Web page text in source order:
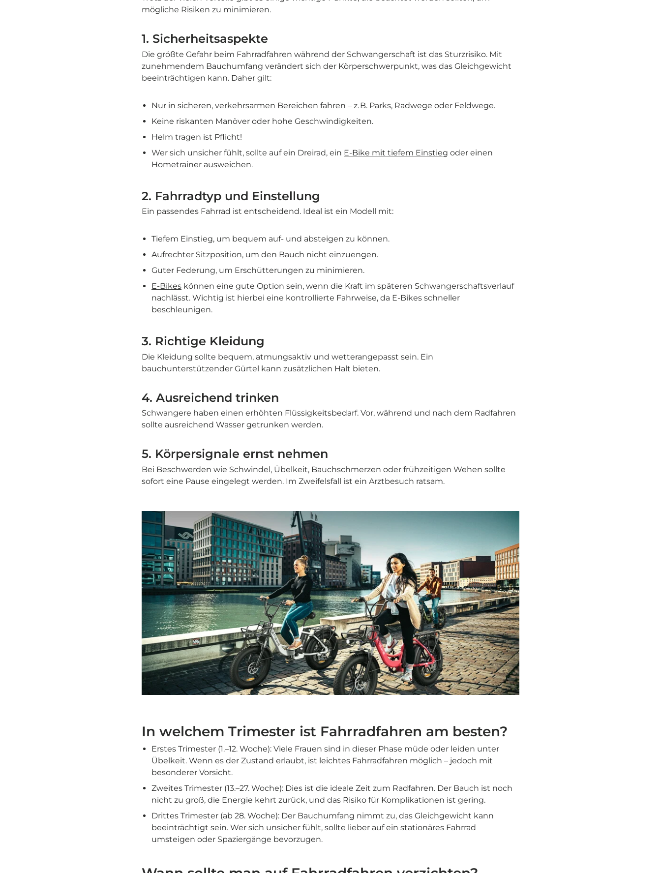
mögliche Risiken zu minimieren.
1. Sicherheitsaspekte
Die größte Gefahr beim Fahrradfahren während der Schwangerschaft ist das Sturzrisiko. Mit
zunehmendem Bauchumfang verändert sich der Körperschwerpunkt, was das Gleichgewicht
beeinträchtigen kann. Daher gilt:
Nur in sicheren, verkehrsarmen Bereichen fahren – z. B. Parks, Radwege oder Feldwege.
Keine riskanten Manöver oder hohe Geschwindigkeiten.
Helm tragen ist Pflicht!
Wer sich unsicher fühlt, sollte auf ein Dreirad, ein E-Bike mit tiefem Einstieg oder einen
Hometrainer ausweichen.
2. Fahrradtyp und Einstellung
Ein passendes Fahrrad ist entscheidend. Ideal ist ein Modell mit:
Tiefem Einstieg, um bequem auf- und absteigen zu können.
Aufrechter Sitzposition, um den Bauch nicht einzuengen.
Guter Federung, um Erschütterungen zu minimieren.
E-Bikes können eine gute Option sein, wenn die Kraft im späteren Schwangerschaftsverlauf
nachlässt. Wichtig ist hierbei eine kontrollierte Fahrweise, da E-Bikes schneller
beschleunigen.
3. Richtige Kleidung
Die Kleidung sollte bequem, atmungsaktiv und wetterangepasst sein. Ein
bauchunterstützender Gürtel kann zusätzlichen Halt bieten.
4. Ausreichend trinken
Schwangere haben einen erhöhten Flüssigkeitsbedarf. Vor, während und nach dem Radfahren
sollte ausreichend Wasser getrunken werden.
5. Körpersignale ernst nehmen
Bei Beschwerden wie Schwindel, Übelkeit, Bauchschmerzen oder frühzeitigen Wehen sollte
sofort eine Pause eingelegt werden. Im Zweifelsfall ist ein Arztbesuch ratsam.
In welchem Trimester ist Fahrradfahren am besten?
Erstes Trimester (1.–12. Woche): Viele Frauen sind in dieser Phase müde oder leiden unter
Übelkeit. Wenn es der Zustand erlaubt, ist leichtes Fahrradfahren möglich – jedoch mit
besonderer Vorsicht.
Zweites Trimester (13.–27. Woche): Dies ist die ideale Zeit zum Radfahren. Der Bauch ist noch
nicht zu groß, die Energie kehrt zurück, und das Risiko für Komplikationen ist gering.
Drittes Trimester (ab 28. Woche): Der Bauchumfang nimmt zu, das Gleichgewicht kann
beeinträchtigt sein. Wer sich unsicher fühlt, sollte lieber auf ein stationäres Fahrrad
umsteigen oder Spaziergänge bevorzugen.